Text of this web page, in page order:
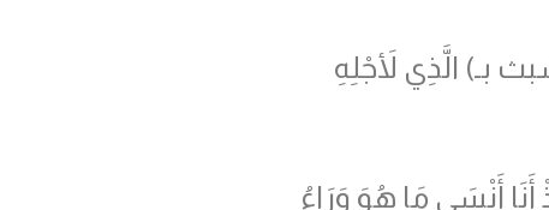
بـ) الَّذِي لأَجْلِهِ
أَنْسَى مَا هُوَ وَرَاءُ